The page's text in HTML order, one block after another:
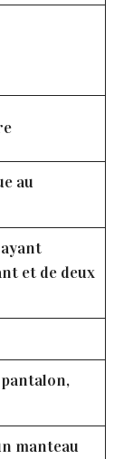
au
et de deux
manteau